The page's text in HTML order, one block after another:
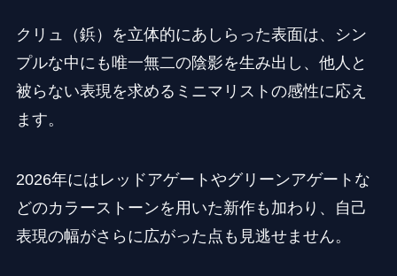
クリュ（鋲）を立体的にあしらった表面は、シン
プルな中にも唯一無二の陰影を生み出し、他人と
被らない表現を求めるミニマリストの感性に応え
ます。
2026年にはレッドアゲートやグリーンアゲートな
どのカラーストーンを用いた新作も加わり、自己
表現の幅がさらに広がった点も見逃せません。